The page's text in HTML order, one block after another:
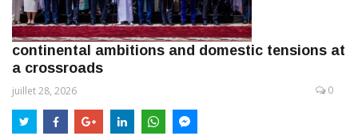
continental ambitions and domestic tensions at
a crossroads
juillet 28, 2026 0